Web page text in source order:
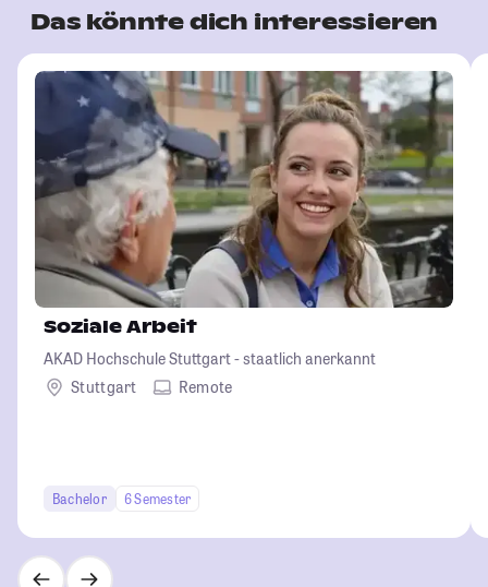
Das könnte dich interessieren
Soziale Arbeit
AKAD Hochschule Stuttgart - staatlich anerkannt
Stuttgart
Remote
Bachelor 6 Semester